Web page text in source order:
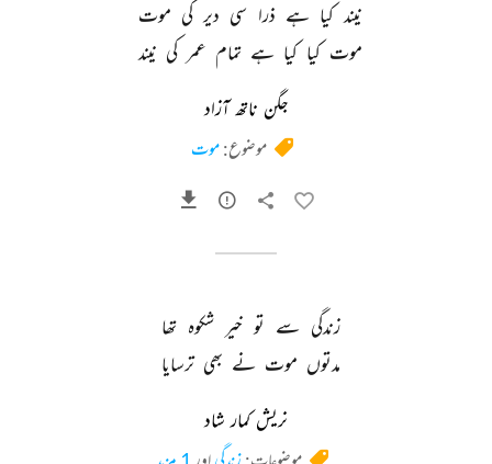
نیند کیا ہے ذرا سی دیر کی موت
موت کیا کیا ہے تمام عمر کی نیند
جگن ناتھ آزاد
موضوع:موت
زندگی سے تو خیر شکوہ تھا
مدتوں موت نے بھی ترسایا
نریش کمار شاد